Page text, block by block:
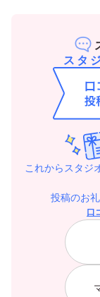
スタ
これからスタジ
投稿のお
口